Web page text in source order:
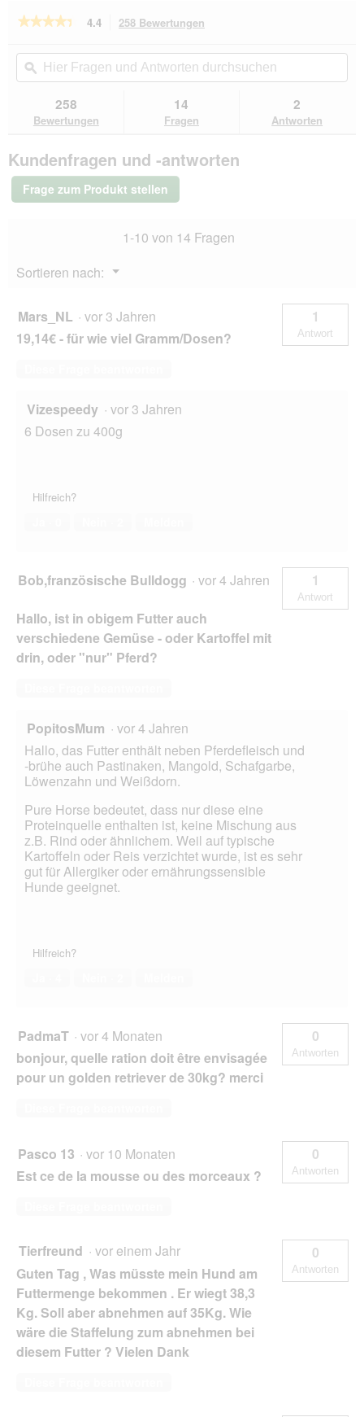
o
g
e
d
f
n
e
r
d
l
e
s
D
g
e
l
d
n
★★★★★
★★★★★
5
lesen
REAL
WILDERNESS
Adult
Forest,
4.4 258 Bewertungen
Aktion
navigierst
du
Bewertungen.
Hier
Fragen
und
Antworten
durchsuchen
ϙ
258
Bewertungen
14
Fragen
2
Antworten
Kundenfragen und -antworten
Frage zum Produkt stellen
1-10 von 14 Fragen
Sortieren nach:
▼
Menü
Mars_NL · vor 3 Jahren
19,14€ - für wie viel Gramm/Dosen?
1
Antwort
Vizespeedy · vor 3 Jahren
6 Dosen zu 400g
Hilfreich?
Bob,französische Bulldogg · vor 4 Jahren
Hallo, ist in obigem Futter auch
verschiedene Gemüse - oder Kartoffel mit
drin, oder "nur" Pferd?
1
Antwort
PopitosMum · vor 4 Jahren
Hallo, das Futter enthält neben Pferdefleisch und
-brühe auch Pastinaken, Mangold, Schafgarbe,
Löwenzahn und Weißdorn.
Pure Horse bedeutet, dass nur diese eine
Proteinquelle enthalten ist, keine Mischung aus
z.B. Rind oder ähnlichem. Weil auf typische
Kartoffeln oder Reis verzichtet wurde, ist es sehr
gut für Allergiker oder ernährungssensible
Hunde geeignet.
Hilfreich?
PadmaT · vor 4 Monaten
bonjour, quelle ration doit être envisagée
pour un golden retriever de 30kg? merci
0
Antworten
Pasco 13 · vor 10 Monaten
Est ce de la mousse ou des morceaux ?
0
Antworten
Tierfreund · vor einem Jahr
Guten Tag , Was müsste mein Hund am
Futtermenge bekommen . Er wiegt 38,3
Kg. Soll aber abnehmen auf 35Kg. Wie
wäre die Staffelung zum abnehmen bei
diesem Futter ? Vielen Dank
0
Antworten